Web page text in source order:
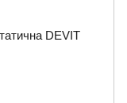
DEVIT